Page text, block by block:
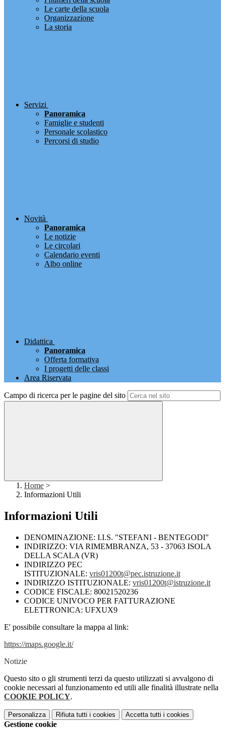
Le carte della scuola
Organizzazione
La storia
Servizi
Panoramica
Famiglie e studenti
Personale scolastico
Percorsi di studio
Novità
Panoramica
Le notizie
Le circolari
Calendario eventi
Albo online
Didattica
Panoramica
Offerta formativa
I progetti delle classi
Area Riservata
Campo di ricerca per le pagine del sito
Home >
Informazioni Utili
Informazioni Utili
DENOMINAZIONE: I.I.S. "STEFANI - BENTEGODI"
INDIRIZZO: VIA RIMEMBRANZA, 53 - 37063 ISOLA
DELLA SCALA (VR)
INDIRIZZO PEC
ISTITUZIONALE: vris01200t@pec.istruzione.it
INDIRIZZO ISTITUZIONALE: vris01200t@istruzione.it
CODICE FISCALE: 80021520236
CODICE UNIVOCO PER FATTURAZIONE
ELETTRONICA: UFXUX9
E' possibile consultare la mappa al link:
https://maps.google.it/
Notizie
Questo sito o gli strumenti terzi da questo utilizzati si avvalgono di
cookie necessari al funzionamento ed utili alle finalità illustrate nella
COOKIE POLICY.
Personalizza Rifiuta tutti i cookies Accetta tutti i cookies
Gestione cookie